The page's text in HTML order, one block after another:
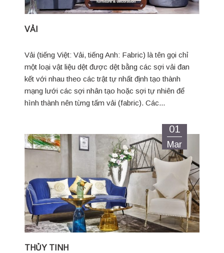
VẢI
Vải (tiếng Việt: Vải, tiếng Anh: Fabric) là tên gọi chỉ
một loại vật liệu dệt được dệt bằng các sợi vải đan
kết với nhau theo các trật tự nhất định tạo thành
mạng lưới các sợi nhân tạo hoặc sợi tự nhiên để
hình thành nên từng tấm vải (fabric). Các...
THỦY TINH
01
Mar